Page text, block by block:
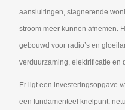
aansluitingen, stagnerende
stroom meer kunnen afnemen.
gebouwd voor radio’s en
verduurzaming, elektrificatie en
Er ligt een investeringsopgave
een fundamenteel knelpunt: